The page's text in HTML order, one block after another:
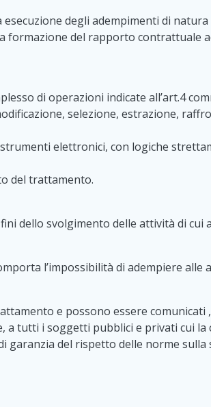
degli adempimenti di
del rapporto contrattuale
di operazioni indicate all’art.4
selezione, estrazione,
elettronici, con logiche
del trattamento.
dello svolgimento delle attività di cui
l’impossibilità di adempiere alle
e possono essere
tutti i soggetti pubblici e privati cui
garanzia del rispetto delle norme sulla